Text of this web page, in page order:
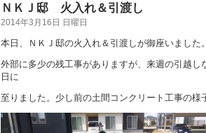
ＮＫＪ邸 火入れ＆引渡し
2014年3月16日 日曜日
本日、ＮＫＪ邸の火入れ＆引渡しが御座いました
外部に多少の残工事がありますが、来週の引越し
日に
至りました。少し前の土間コンクリート工事の様